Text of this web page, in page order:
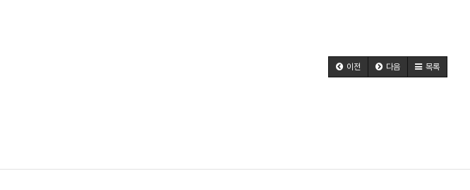
이전 다음 목록